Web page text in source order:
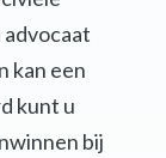
kan een
kunt u
bij